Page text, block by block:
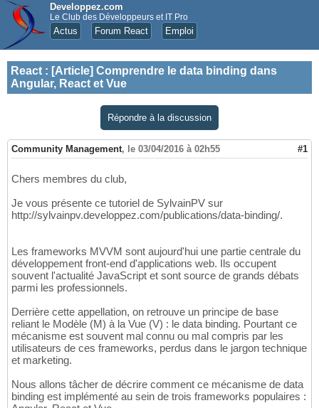
Developpez.com
Le Club des Développeurs et IT Pro
Actus Forum React Emploi
React : [Article] Comprendre le data binding dans
Angular, React et Vue
Répondre à la discussion
Community Management, le 03/04/2016 à 02h55 #1
Chers membres du club,
Je vous présente ce tutoriel de SylvainPV sur
http://sylvainpv.developpez.com/publications/data-binding/.
Les frameworks MVVM sont aujourd'hui une partie centrale du
développement front-end d'applications web. Ils occupent
souvent l'actualité JavaScript et sont source de grands débats
parmi les professionnels.
Derrière cette appellation, on retrouve un principe de base
reliant le Modèle (M) à la Vue (V) : le data binding. Pourtant ce
mécanisme est souvent mal connu ou mal compris par les
utilisateurs de ces frameworks, perdus dans le jargon technique
et marketing.
Nous allons tâcher de décrire comment ce mécanisme de data
binding est implémenté au sein de trois frameworks populaires :